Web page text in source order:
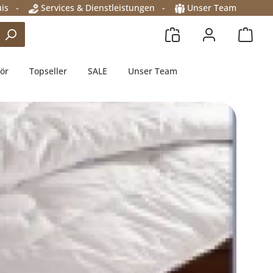
- Services & Dienstleistungen - Unser Team
Topseller SALE Unser Team